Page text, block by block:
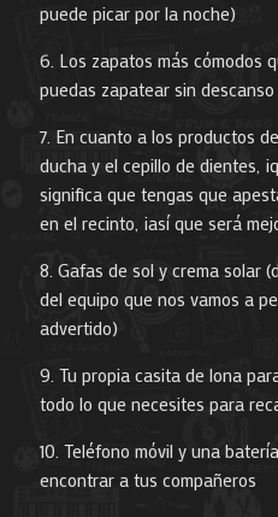
puede picar por la noche)
Los zapatos más cómodos
puedas zapatear sin descanso
En cuanto a los productos
ducha y el cepillo de dientes,
significa que tengas que
en el recinto, ¡así que será
Gafas de sol y crema solar
del equipo que nos vamos a
advertido)
Tu propia casita de lona
todo lo que necesites para
Teléfono móvil y una
encontrar a tus compañeros